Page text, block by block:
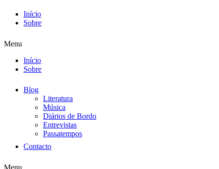
Início
Sobre
Menu
Início
Sobre
Blog
Literatura
Música
Diários de Bordo
Entrevistas
Passatempos
Contacto
Menu